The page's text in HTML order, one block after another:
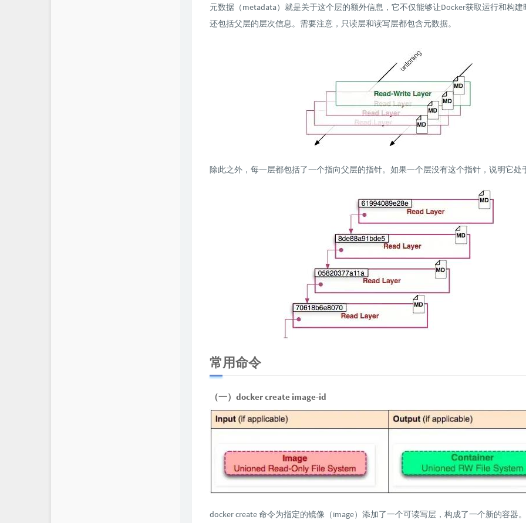
元数据（metadata）就是关于这个层的额外信息，它不仅能够让Docker获取运行和构建
还包括父层的层次信息。需要注意，只读层和读写层都包含元数据。
除此之外，每一层都包括了一个指向父层的指针。如果一个层没有这个指针，说明它处
常用命令
（一）docker create image-id
docker create 命令为指定的镜像（image）添加了一个可读写层，构成了一个新的容器